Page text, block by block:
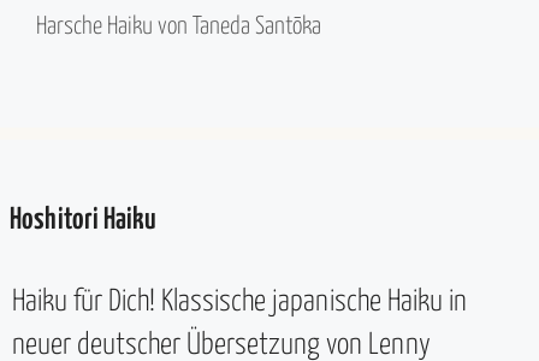
Harsche Haiku von Taneda Santōka
Hoshitori Haiku
Haiku für Dich! Klassische japanische Haiku in
neuer deutscher Übersetzung von Lenny